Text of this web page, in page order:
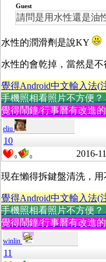
Guest
請問是用水性還是油
水性的潤滑劑是說KY
水性的會乾掉，當然是不
覺得Android中文輸入法(
手機照相看照片不方便？
覺得鬧鐘/行事曆有改進
eliu
10
0 0 2016-
現在懶得拆鍵盤清洗，用
覺得Android中文輸入法(
手機照相看照片不方便？
覺得鬧鐘/行事曆有改進
winlin
11